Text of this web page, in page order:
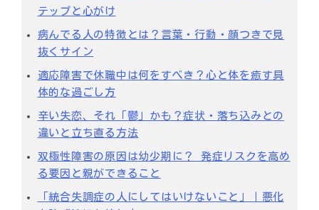
テップと心がけ
病んでる人の特徴とは？言葉・行動・顔つきで見
抜くサイン
適応障害で休職中は何をすべき？心と体を癒す具
体的な過ごし方
辛い失恋、それ「鬱」かも？症状・落ち込みとの
違いと立ち直る方法
双極性障害の原因は幼少期に？ 発症リスクを高め
る要因と親ができること
「統合失調症の人にしてはいけないこと」｜悪化